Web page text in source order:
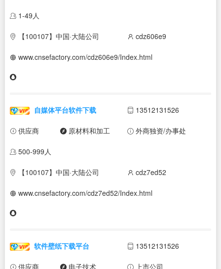
1-49人
【100107】中国·大陆公司 cdz606e9
www.cnsefactory.com/cdz606e9/Index.html
自媒体平台软件下载 13512131526
供应商 原材料和加工 外商独资/办事处
500-999人
【100107】中国·大陆公司 cdz7ed52
www.cnsefactory.com/cdz7ed52/Index.html
软件壁纸下载平台 13512131526
供应商 电子技术 上市公司